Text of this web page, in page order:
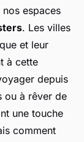
espaces
. Les villes
et leur
à cette
depuis
ou à rêver de
une touche
comment